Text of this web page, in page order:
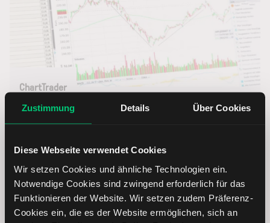
Zustimmung Details Über Cookies
Diese Webseite verwendet Cookies
Wir setzen Cookies und ähnliche Technologien ein.
Notwendige Cookies sind zwingend erforderlich für das
Funktionieren der Website. Wir setzen zudem Präferenz-
Cookies ein, die es der Website ermöglichen, sich an
ChartTrader
Übermitteln, ändern oder stornieren Sie Orders direkt
ChartTrader entdecken